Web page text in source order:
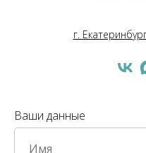
г.
Ваши данные